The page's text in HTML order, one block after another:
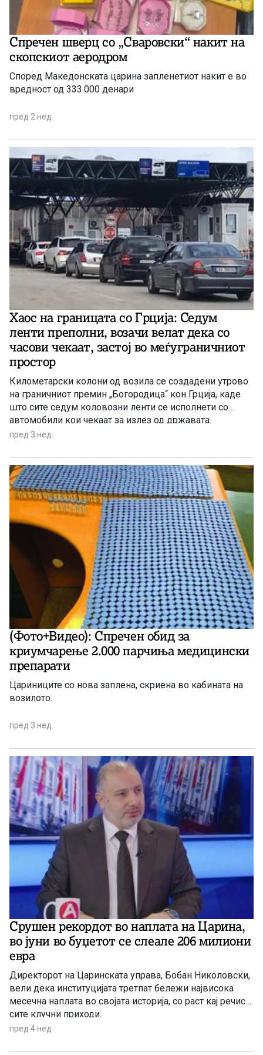
Спречен шверц со „Сваровски“ накит на
скопскиот аеродром
Според Македонската царина запленетиот накит е во
вредност од 333.000 денари
пред 2 нед.
Хаос на границата со Грција: Седум
ленти преполни, возачи велат дека со
часови чекаат, застој во меѓуграничниот
простор
Километарски колони од возила се создадени утрово
на граничниот премин „Богородица“ кон Грција, каде
што сите седум коловозни ленти се исполнети со
автомобили кои чекаат за излез од државата.
пред 3 нед.
(Фото+Видео): Спречен обид за
криумчарење 2.000 парчиња медицински
препарати
Цариниците со нова заплена, скриена во кабината на
возилото.
пред 3 нед.
Срушен рекордот во наплата на Царина,
во јуни во буџетот се слеале 206 милиони
евра
Директорот на Царинската управа, Бобан Николовски,
вели дека институцијата третпат бележи највисока
месечна наплата во својата историја, со раст кај речиси
сите клучни приходи.
пред 4 нед.